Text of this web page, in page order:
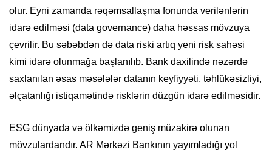
olur. Eyni zamanda rəqəmsallaşma fonunda verilənlərin
idarə edilməsi (data governance) daha həssas mövzuya
çevrilir. Bu səbəbdən də data riski artıq yeni risk sahəsi
kimi idarə olunmağa başlanılıb. Bank daxilində nəzərdə
saxlanılan əsas məsələlər datanın keyfiyyəti, təhlükəsizliyi,
əlçatanlığı istiqamətində risklərin düzgün idarə edilməsidir.
ESG dünyada və ölkəmizdə geniş müzakirə olunan
mövzulardandır. AR Mərkəzi Bankının yayımladığı yol